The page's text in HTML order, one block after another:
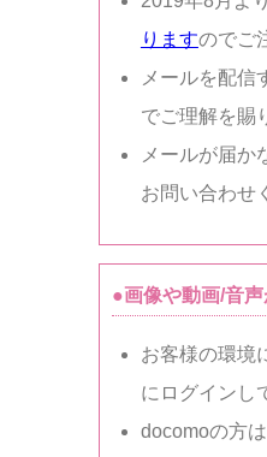
りますのでご
メールを配信
でご理解を賜
メールが届か
お問い合わせ
●画像や動画/音
お客様の環境
にログインし
docomoの方